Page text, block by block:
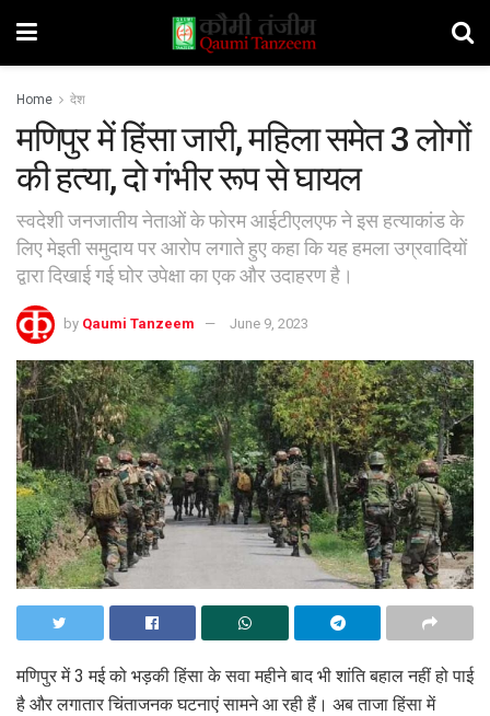
Home देश
मणिपुर में हिंसा जारी, महिला समेत 3 लोगों
की हत्या, दो गंभीर रूप से घायल
स्वदेशी जनजातीय नेताओं के फोरम आईटीएलएफ ने इस हत्याकांड के
लिए मेइती समुदाय पर आरोप लगाते हुए कहा कि यह हमला उग्रवादियों
द्वारा दिखाई गई घोर उपेक्षा का एक और उदाहरण है।
by Qaumi Tanzeem June 9, 2023
मणिपुर में 3 मई को भड़की हिंसा के सवा महीने बाद भी शांति बहाल नहीं हो पाई
है और लगातार चिंताजनक घटनाएं सामने आ रही हैं। अब ताजा हिंसा में